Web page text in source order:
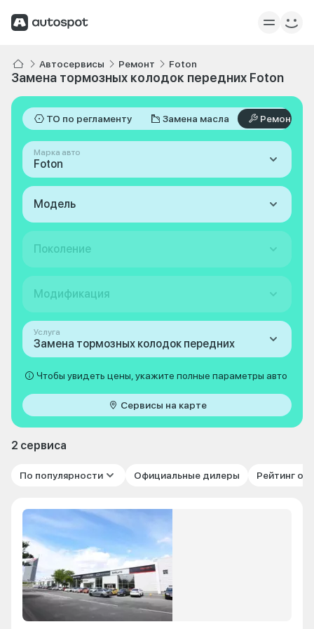
Автосервисы Ремонт Foton
Замена тормозных колодок передних Foton
ТО по регламенту Замена масла Ремонт
Марка авто
Foton
Модель
Поколение
Модификация
Услуга
Замена тормозных колодок передних
Чтобы увидеть цены, укажите полные параметры авто
Сервисы на карте
2 сервиса
По популярности Официальные дилеры Рейтинг